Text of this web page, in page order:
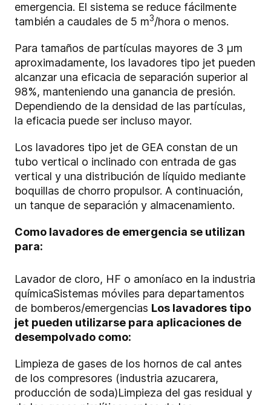
emergencia. El sistema se reduce fácilmente
también a caudales de 5 m3/hora o menos.
Para tamaños de partículas mayores de 3 µm
aproximadamente, los lavadores tipo jet pueden
alcanzar una eficacia de separación superior al
98%, manteniendo una ganancia de presión.
Dependiendo de la densidad de las partículas,
la eficacia puede ser incluso mayor.
Los lavadores tipo jet de GEA constan de un
tubo vertical o inclinado con entrada de gas
vertical y una distribución de líquido mediante
boquillas de chorro propulsor. A continuación,
un tanque de separación y almacenamiento.
Como lavadores de emergencia se utilizan
para:
Lavador de cloro, HF o amoníaco en la industria
químicaSistemas móviles para departamentos
de bomberos/emergencias Los lavadores tipo
jet pueden utilizarse para aplicaciones de
desempolvado como:
Limpieza de gases de los hornos de cal antes
de los compresores (industria azucarera,
producción de soda)Limpieza del gas residual y